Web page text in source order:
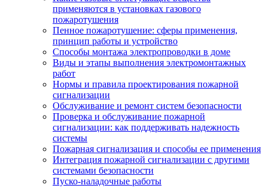
применяются в установках газового
пожаротушения
Пенное пожаротушение: сферы применения,
принцип работы и устройство
Способы монтажа электропроводки в доме
Виды и этапы выполнения электромонтажных
работ
Нормы и правила проектирования пожарной
сигнализации
Обслуживание и ремонт систем безопасности
Проверка и обслуживание пожарной
сигнализации: как поддерживать надежность
системы
Пожарная сигнализация и способы ее применения
Интеграция пожарной сигнализации с другими
системами безопасности
Пуско-наладочные работы